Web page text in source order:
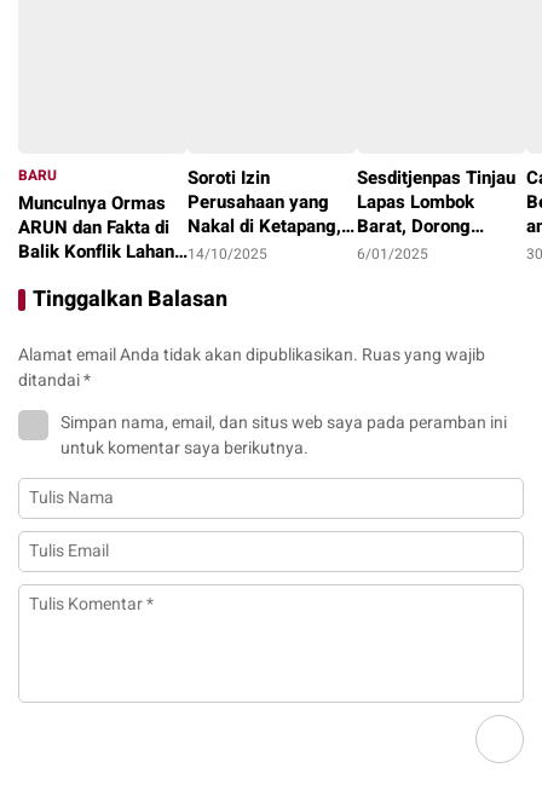
BARU
Munculnya Ormas
ARUN dan Fakta di
Balik Konflik Lahan
Soroti Izin
Perusahaan yang
Nakal di Ketapang,
LAKI : Lahan Jadi
Tanggung Jawab?
14/10/2025
Sesditjenpas Tinjau
Lapas Lombok
Barat, Dorong
Optimalisasi
6/01/2025
Tinggalkan Balasan
Alamat email Anda tidak akan dipublikasikan. Ruas yang wajib
ditandai*
Simpan nama, email, dan situs web saya pada peramban ini
untuk komentar saya berikutnya.